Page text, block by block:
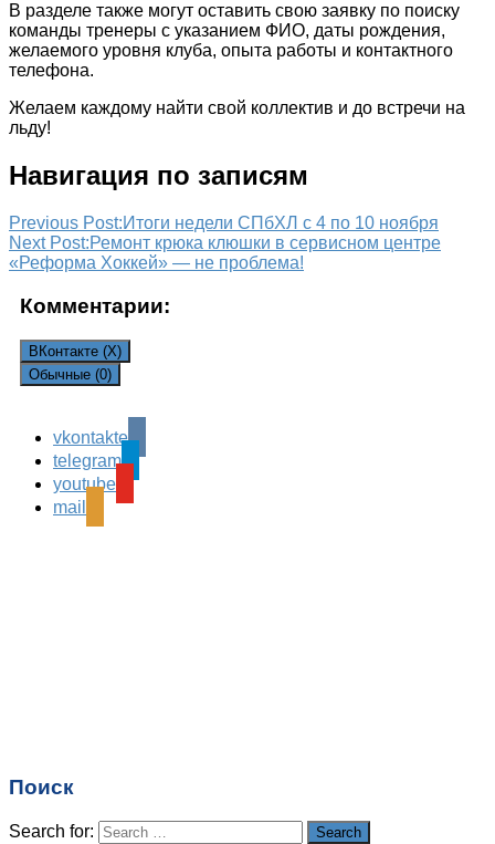
В разделе также могут оставить свою заявку по поиску
команды тренеры с указанием ФИО, даты рождения,
желаемого уровня клуба, опыта работы и контактного
телефона.
Желаем каждому найти свой коллектив и до встречи на
льду!
Навигация по записям
Previous Post:Итоги недели СПбХЛ с 4 по 10 ноября
Next Post:Ремонт крюка клюшки в сервисном центре
«Реформа Хоккей» — не проблема!
Комментарии:
ВКонтакте (X)
Обычные (0)
Leave a Reply
Ваш адрес email не будет опубликован.
поля помечены
vkontakte
telegram
youtube
mail
Поиск
Search for: Search